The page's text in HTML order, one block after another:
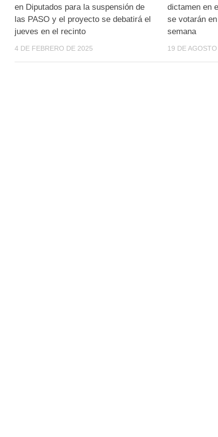
en Diputados para la suspensión de
las PASO y el proyecto se debatirá el
jueves en el recinto
4 DE FEBRERO DE 2025
dictamen en
se votarán
semana
19 DE